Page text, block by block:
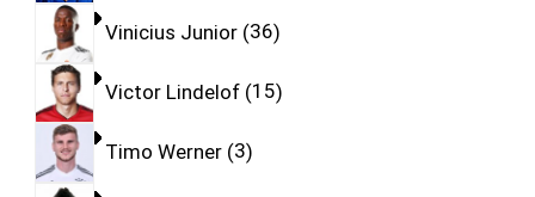
Vinicius Junior 36
Victor Lindelof 15
Timo Werner 3